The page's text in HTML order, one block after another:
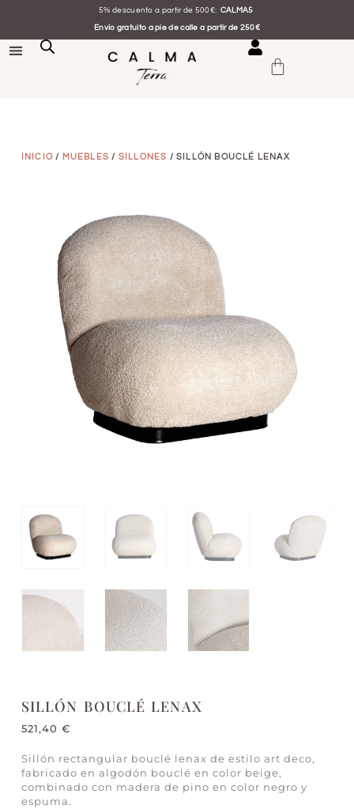
5% descuento a partir de 500€: CALMA5
Envío gratuito a pie de calle a partir de 250€
INICIO / MUEBLES / SILLONES / SILLÓN BOUCLÉ LENAX
SILLÓN BOUCLÉ LENAX
521,40 €
Sillón rectangular bouclé lenax de estilo art deco,
fabricado en algodón bouclé en color beige,
combinado con madera de pino en color negro y
espuma.